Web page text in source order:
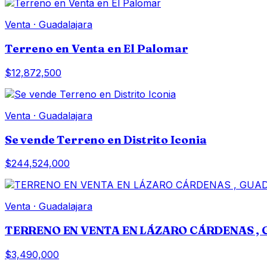
Venta · Guadalajara
Terreno en Venta en El Palomar
$12,872,500
Venta · Guadalajara
Se vende Terreno en Distrito Iconia
$244,524,000
Venta · Guadalajara
TERRENO EN VENTA EN LÁZARO CÁRDENAS
$3,490,000